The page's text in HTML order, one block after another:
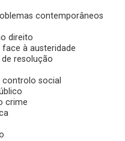
contemporâneos
direito
à austeridade
resolução
social
crime